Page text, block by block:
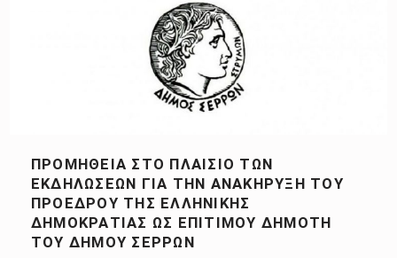
ΠΡΟΜΉΘΕΙΑ ΣΤΟ ΠΛΑΊΣΙΟ ΤΩΝ
ΕΚΔΗΛΏΣΕΩΝ ΓΙΑ ΤΗΝ ΑΝΑΚΉΡΥΞΗ ΤΟΥ
ΠΡΟΈΔΡΟΥ ΤΗΣ ΕΛΛΗΝΙΚΉΣ
ΔΗΜΟΚΡΑΤΊΑΣ ΩΣ ΕΠΊΤΙΜΟΥ ΔΗΜΌΤΗ
ΤΟΥ ΔΉΜΟΥ ΣΕΡΡΏΝ